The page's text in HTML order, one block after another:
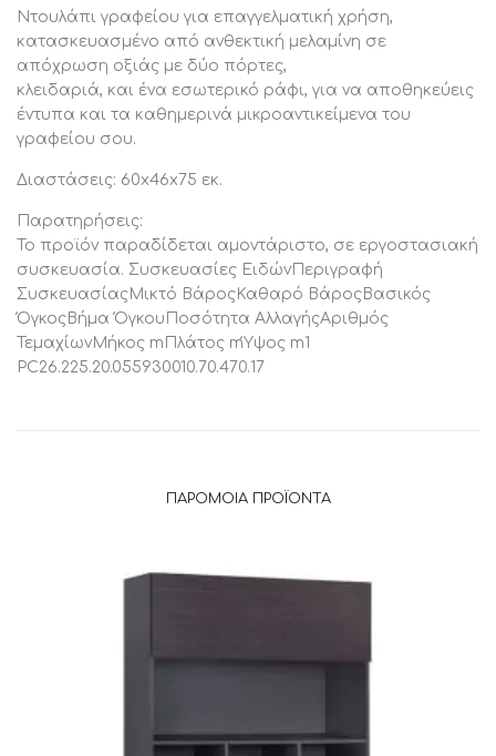
Ντουλάπι γραφείου για επαγγελματική χρήση,
κατασκευασμένο από ανθεκτική μελαμίνη σε
απόχρωση οξιάς με δύο πόρτες,
κλειδαριά, και ένα εσωτερικό ράφι, για να αποθηκεύεις
έντυπα και τα καθημερινά μικροαντικείμενα του
γραφείου σου.
Διαστάσεις: 60x46x75 εκ.
Παρατηρήσεις:
Το προϊόν παραδίδεται αμοντάριστο, σε εργοστασιακή
συσκευασία. Συσκευασίες ΕιδώνΠεριγραφή
ΣυσκευασίαςΜικτό ΒάροςΚαθαρό ΒάροςΒασικός
ΌγκοςΒήμα ΌγκουΠοσότητα ΑλλαγήςΑριθμός
ΤεμαχίωνΜήκος mΠλάτος mΎψος m1
PC26.225.20.055930010.70.470.17
ΠΑΡΌΜΟΙΑ ΠΡΟΪΌΝΤΑ